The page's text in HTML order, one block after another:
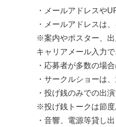
・メールアドレスや
・メールアドレスは
※案内やポスター、出
キャリアメール入力
・応募者が多数の場
・サークルショーは
・投げ銭のみでの出演
※投げ銭トークは節
・音響、電源等貸し